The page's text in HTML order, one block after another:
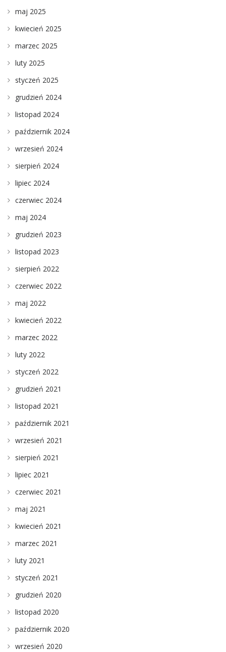
maj 2025
kwiecień 2025
marzec 2025
luty 2025
styczeń 2025
grudzień 2024
listopad 2024
październik 2024
wrzesień 2024
sierpień 2024
lipiec 2024
czerwiec 2024
maj 2024
grudzień 2023
listopad 2023
sierpień 2022
czerwiec 2022
maj 2022
kwiecień 2022
marzec 2022
luty 2022
styczeń 2022
grudzień 2021
listopad 2021
październik 2021
wrzesień 2021
sierpień 2021
lipiec 2021
czerwiec 2021
maj 2021
kwiecień 2021
marzec 2021
luty 2021
styczeń 2021
grudzień 2020
listopad 2020
październik 2020
wrzesień 2020